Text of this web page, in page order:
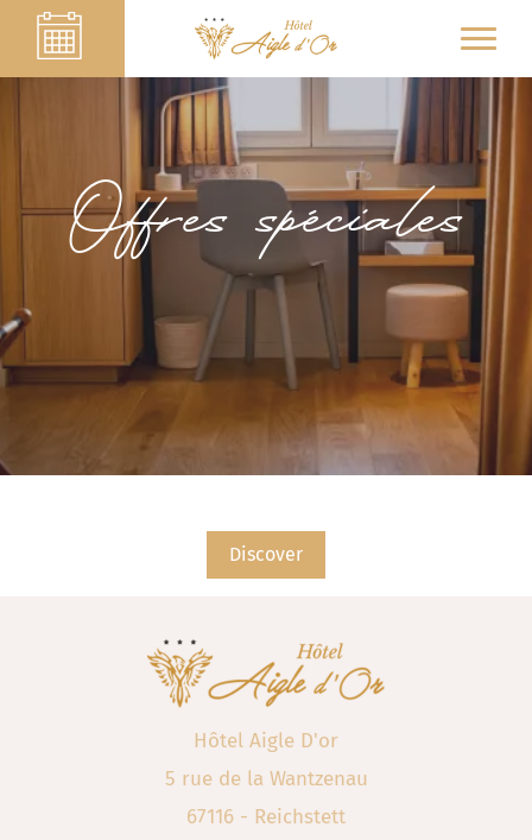
Offres spéciales
Discover
Hôtel Aigle D'or
5 rue de la Wantzenau
67116 - Reichstett